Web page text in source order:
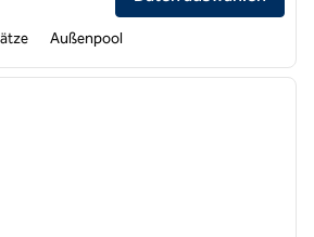
Außenpool